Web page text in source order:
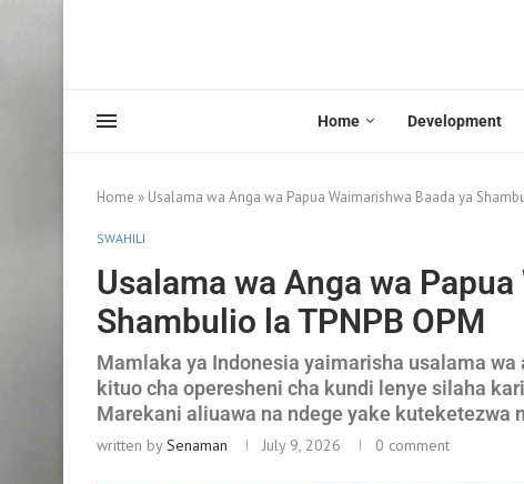
Home Development
Home » Usalama wa Anga wa Papua Waimarishwa Baada ya
SWAHILI
Usalama wa Anga wa
Shambulio la TPNPB OPM
Mamlaka ya Indonesia yaimarisha usalama
kituo cha operesheni cha kundi lenye silaha
Marekani aliuawa na ndege yake kuteketezwa
written bySenaman July 9, 2026 0 comment